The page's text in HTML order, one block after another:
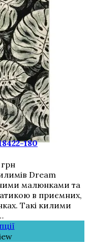
180
грн
Dream
малюнками та
в приємних,
Такі килими